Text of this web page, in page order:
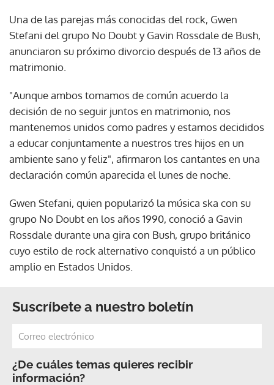
Una de las parejas más conocidas del rock, Gwen
Stefani del grupo No Doubt y Gavin Rossdale de Bush,
anunciaron su próximo divorcio después de 13 años de
matrimonio.
"Aunque ambos tomamos de común acuerdo la
decisión de no seguir juntos en matrimonio, nos
mantenemos unidos como padres y estamos decididos
a educar conjuntamente a nuestros tres hijos en un
ambiente sano y feliz", afirmaron los cantantes en una
declaración común aparecida el lunes de noche.
Gwen Stefani, quien popularizó la música ska con su
grupo No Doubt en los años 1990, conoció a Gavin
Rossdale durante una gira con Bush, grupo británico
cuyo estilo de rock alternativo conquistó a un público
amplio en Estados Unidos.
Suscríbete a nuestro boletín
¿De cuáles temas quieres recibir
información?